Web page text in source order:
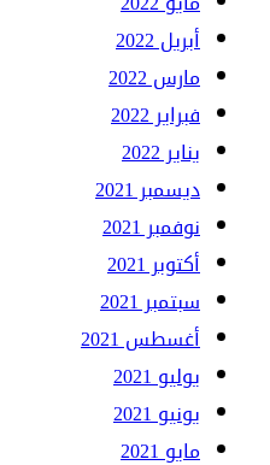
أبريل 2022
مارس 2022
فبراير 2022
يناير 2022
ديسمبر 2021
نوفمبر 2021
أكتوبر 2021
سبتمبر 2021
أغسطس 2021
يوليو 2021
يونيو 2021
مايو 2021